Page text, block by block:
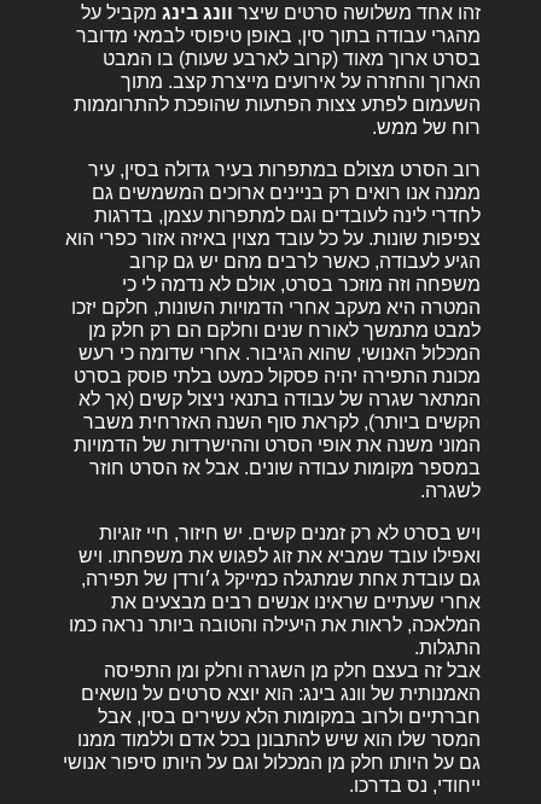
זהו אחד משלושה סרטים שיצר וונג בינג מקביל על
מהגרי עבודה בתוך סין, באופן טיפוסי לבמאי מדובר
בסרט ארוך מאוד (קרוב לארבע שעות) בו המבט
הארוך והחזרה על אירועים מייצרת קצב. מתוך
השעמום לפתע צצות הפתעות שהופכת להתרוממות
רוח של ממש.
רוב הסרט מצולם במתפרות בעיר גדולה בסין, עיר
ממנה אנו רואים רק בניינים ארוכים המשמשים גם
לחדרי לינה לעובדים וגם למתפרות עצמן, בדרגות
צפיפות שונות. על כל עובד מצוין באיזה אזור כפרי הוא
הגיע לעבודה, כאשר לרבים מהם יש גם קרוב
משפחה וזה מוזכר בסרט, אולם לא נדמה לי כי
המטרה היא מעקב אחרי הדמויות השונות, חלקם יזכו
למבט מתמשך לאורח שנים וחלקם הם רק חלק מן
המכלול האנושי, שהוא הגיבור. אחרי שדומה כי רעש
מכונת התפירה יהיה פסקול כמעט בלתי פוסק בסרט
המתאר שגרה של עבודה בתנאי ניצול קשים (אך לא
הקשים ביותר), לקראת סוף השנה האזרחית משבר
המוני משנה את אופי הסרט וההישרדות של הדמויות
במספר מקומות עבודה שונים. אבל אז הסרט חוזר
לשגרה.
ויש בסרט לא רק זמנים קשים. יש חיזור, חיי זוגיות
ואפילו עובד שמביא את זוג לפגוש את משפחתו. ויש
גם עובדת אחת שמתגלה כמייקל ג׳ורדן של תפירה,
אחרי שעתיים שראינו אנשים רבים מבצעים את
המלאכה, לראות את היעילה והטובה ביותר נראה כמו
התגלות.
אבל זה בעצם חלק מן השגרה וחלק ומן התפיסה
האמנותית של וונג בינג: הוא יוצא סרטים על נושאים
חברתיים ולרוב במקומות הלא עשירים בסין, אבל
המסר שלו הוא שיש להתבונן בכל אדם וללמוד ממנו
גם על היותו חלק מן המכלול וגם על היותו סיפור אנושי
ייחודי, נס בדרכו.